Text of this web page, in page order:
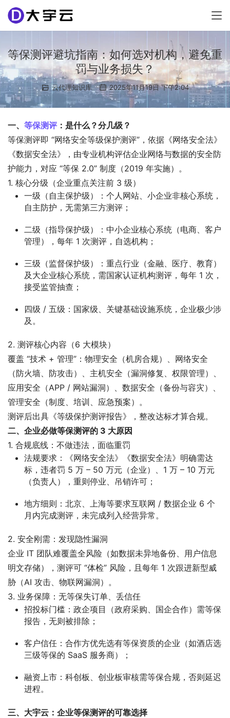
等保测评避坑指南：如何选对机构，避免重
罚与业务损失？
云代理知识库 2025年11月19日 下午2:04
一、 等保测评 ：是什么？分几级？
等保测评即 “网络安全等级保护测评”，依据《网络安全法》
《数据安全法》，由专业机构评估企业网络与数据的安全防
护能力，对应 “等保 2.0” 制度（2019 年实施）。
1. 核心分级（企业重点关注前 3 级）
一级（自主保护级）
：个人网站、小企业非核心系统，
自主防护，无需第三方测评；
二级（指导保护级）
：中小企业核心系统（电商、客户
管理），每年 1 次测评，自选机构；
三级（监督保护级）
：重点行业（金融、医疗、教育）
及大企业核心系统，需国家认证机构测评，每年 1 次，
接受监管抽查；
四级 / 五级 ：国家级、关键基础设施系统，企业极少涉
及。
2. 测评核心内容（6 大模块）
覆盖 “技术 + 管理”：物理安全（机房合规）、网络安全
（防火墙、防攻击）、主机安全（漏洞修复、权限管理）、
应用安全（APP / 网站漏洞）、数据安全（备份与容灾）、
管理安全（制度、培训、应急预案）。
测评后出具《等级保护测评报告》，整改达标才算合规。
二、企业必做等保测评的 3 大原因
1. 合规底线：不做违法，面临重罚
法规要求：《网络安全法》《数据安全法》明确需达
标，违者罚 5 万 – 50 万元（企业）、1 万 – 10 万元
（负责人），重则停业、吊销许可；
地方细则：北京、上海等要求互联网 / 数据企业 6 个
月内完成测评，未完成列入经营异常。
2. 安全刚需：发现隐性漏洞
企业 IT 团队难覆盖全风险（如数据未异地备份、用户信息
明文存储），测评可 “体检” 风险，且每年 1 次跟进新型威
胁（AI 攻击、物联网漏洞）。
3. 业务保障：无等保失订单、丢信任
招投标门槛：政企项目（政府采购、国企合作）需等保
报告，无则被排除；
客户信任：合作方优先选有等保资质的企业（如酒店选
三级等保的 SaaS 服务商）；
融资上市：科创板、创业板审核需等保合规，否则延迟
进程。
三、大宇云：企业等保测评的可靠选择